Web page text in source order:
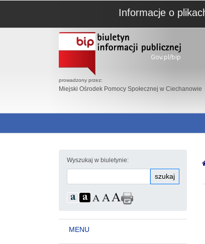
prowadzony przez:
Miejski Ośrodek Pomocy Społecznej w Ciechanowie
Wyszukaj w biuletynie:
szukaj
MENU
Informacje o